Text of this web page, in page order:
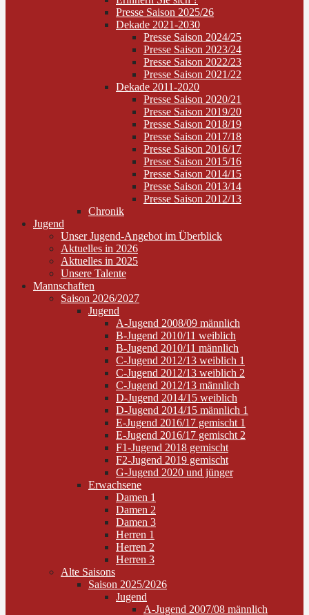
Presse Saison 2025/26
Dekade 2021-2030
Presse Saison 2024/25
Presse Saison 2023/24
Presse Saison 2022/23
Presse Saison 2021/22
Dekade 2011-2020
Presse Saison 2020/21
Presse Saison 2019/20
Presse Saison 2018/19
Presse Saison 2017/18
Presse Saison 2016/17
Presse Saison 2015/16
Presse Saison 2014/15
Presse Saison 2013/14
Presse Saison 2012/13
Chronik
Jugend
Unser Jugend-Angebot im Überblick
Aktuelles in 2026
Aktuelles in 2025
Unsere Talente
Mannschaften
Saison 2026/2027
Jugend
A-Jugend 2008/09 männlich
B-Jugend 2010/11 weiblich
B-Jugend 2010/11 männlich
C-Jugend 2012/13 weiblich 1
C-Jugend 2012/13 weiblich 2
C-Jugend 2012/13 männlich
D-Jugend 2014/15 weiblich
D-Jugend 2014/15 männlich 1
E-Jugend 2016/17 gemischt 1
E-Jugend 2016/17 gemischt 2
F1-Jugend 2018 gemischt
F2-Jugend 2019 gemischt
G-Jugend 2020 und jünger
Erwachsene
Damen 1
Damen 2
Damen 3
Herren 1
Herren 2
Herren 3
Alte Saisons
Saison 2025/2026
Jugend
A-Jugend 2007/08 männlich